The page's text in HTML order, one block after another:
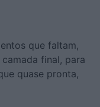
que faltam,
final, para
quase pronta,